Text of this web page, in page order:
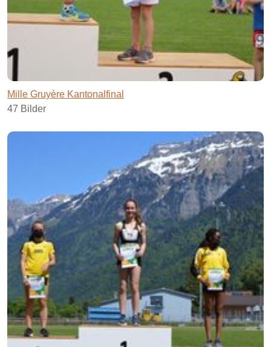
Mille Gruyère Kantonalfinal
47 Bilder